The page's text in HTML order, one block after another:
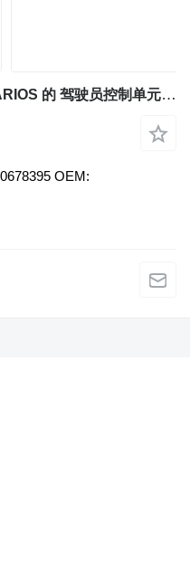
移动式起重机 Liebherr LTM VARIOS 的 驾驶员控制单元 INTERRUPTOR FINAL DE CARRERA HY96018215
OEM: